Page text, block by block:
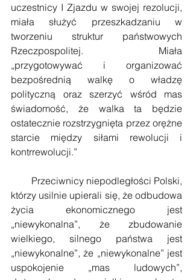
uczestnicy I Zjazdu w swojej rezolucji,
miała służyć przeszkadzaniu w
tworzeniu struktur państwowych
Rzeczpospolitej. Miała
„przygotowywać i organizować
bezpośrednią walkę o władzę
polityczną oraz szerzyć wśród mas
świadomość, że walka ta będzie
ostatecznie rozstrzygnięta przez orężne
starcie między siłami rewolucji i
kontrrewolucji.”
którzy usilnie upierali się, że odbudowa
życia ekonomicznego jest
„niewykonalna”, że zbudowanie
wielkiego, silnego państwa jest
„niewykonalne”, że „niewykonalne” jest
uspokojenie „mas ludowych”,